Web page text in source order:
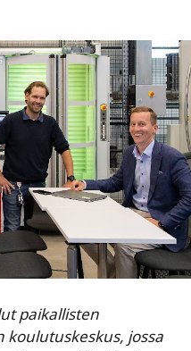
paikallisten
koulutuskeskus, jossa